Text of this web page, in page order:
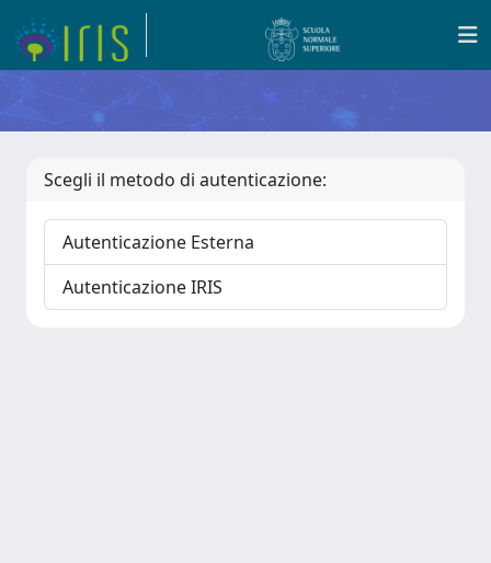
Scegli il metodo di autenticazione:
Autenticazione Esterna
Autenticazione IRIS